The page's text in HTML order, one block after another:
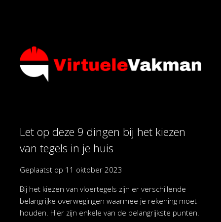
Let op deze 9 dingen bij het kiezen
van tegels in je huis
Geplaatst op 11 oktober 2023
Bij het kiezen van vloertegels zijn er verschillende
belangrijke overwegingen waarmee je rekening moet
houden. Hier zijn enkele van de belangrijkste punten.